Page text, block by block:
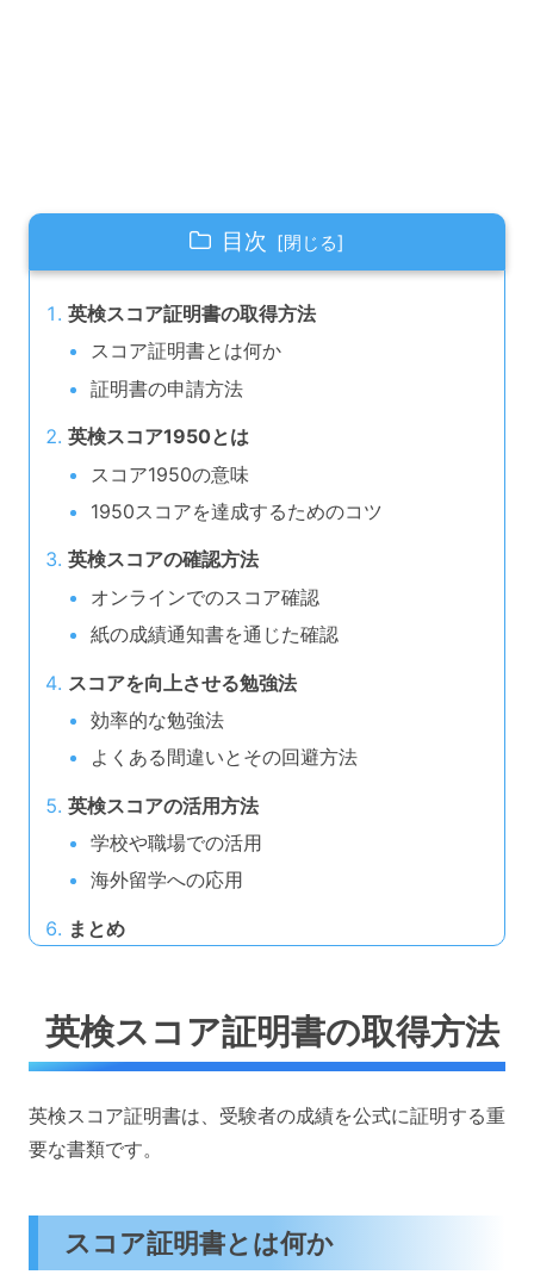
目次
英検スコア証明書の取得方法
スコア証明書とは何か
証明書の申請方法
英検スコア1950とは
スコア1950の意味
1950スコアを達成するためのコツ
英検スコアの確認方法
オンラインでのスコア確認
紙の成績通知書を通じた確認
スコアを向上させる勉強法
効率的な勉強法
よくある間違いとその回避方法
英検スコアの活用方法
学校や職場での活用
海外留学への応用
まとめ
英検スコア証明書の取得方法
英検スコア証明書は、受験者の成績を公式に証明する重
要な書類です。
スコア証明書とは何か